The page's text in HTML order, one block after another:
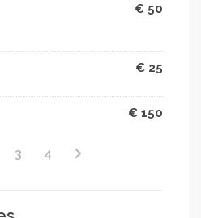
€ 50
€ 25
€ 150
3 4